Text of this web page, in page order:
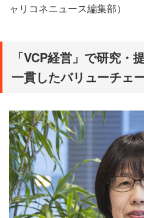
ャリコネニュース編集部）
「VCP経営」で研究・
一貫したバリューチェ